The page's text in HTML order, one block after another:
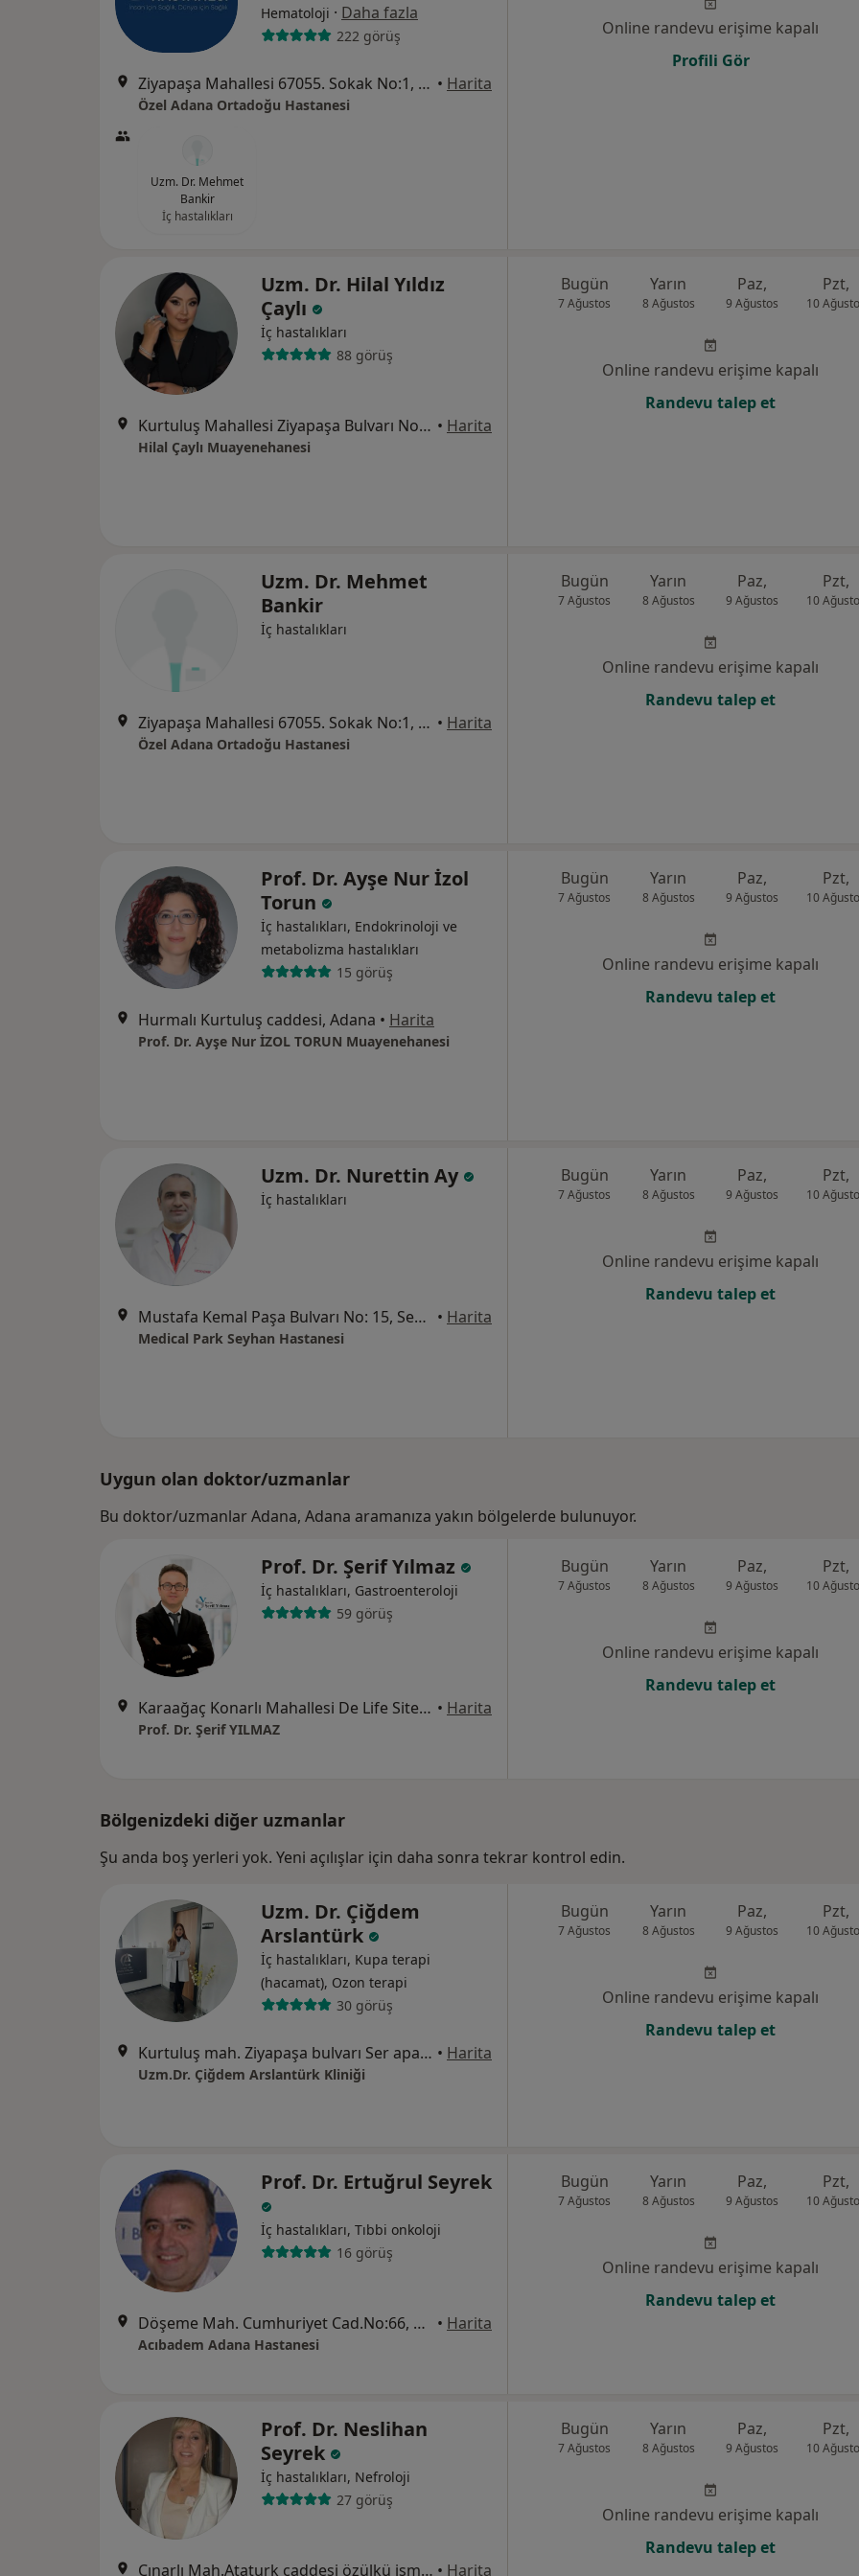
Hematoloji · Daha fazla
222 görüş
Ziyapaşa Mahallesi 67055. Sokak No:1, Seyhan • Harita
Özel Adana Ortadoğu Hastanesi
Uzm. Dr. Mehmet
Bankir
İç hastalıkları
Online randevu erişime kapalı
Profili Gör
Uzm. Dr. Hilal Yıldız
Çaylı
İç hastalıkları
88 görüş
Kurtuluş Mahallesi Ziyapaşa Bulvarı No.25 Akbenli Apartmanı, Seyhan • Harita
Hilal Çaylı Muayenehanesi
Bugün
7 Ağustos
Yarın
8 Ağustos
Paz,
9 Ağustos
Pzt,
10
Online randevu erişime kapalı
Randevu talep et
Uzm. Dr. Mehmet
Bankir
İç hastalıkları
Ziyapaşa Mahallesi 67055. Sokak No:1, Seyhan • Harita
Özel Adana Ortadoğu Hastanesi
Bugün
7 Ağustos
Yarın
8 Ağustos
Paz,
9 Ağustos
Pzt,
10
Online randevu erişime kapalı
Randevu talep et
Prof. Dr. Ayşe Nur İzol
Torun
İç hastalıkları, Endokrinoloji ve
metabolizma hastalıkları
15 görüş
Hurmalı Kurtuluş caddesi, Adana • Harita
Prof. Dr. Ayşe Nur İZOL TORUN Muayenehanesi
Bugün
7 Ağustos
Yarın
8 Ağustos
Paz,
9 Ağustos
Pzt,
10
Online randevu erişime kapalı
Randevu talep et
Uzm. Dr. Nurettin Ay
İç hastalıkları
Mustafa Kemal Paşa Bulvarı No: 15, Seyhan • Harita
Medical Park Seyhan Hastanesi
Bugün
7 Ağustos
Yarın
8 Ağustos
Paz,
9 Ağustos
Pzt,
10
Online randevu erişime kapalı
Randevu talep et
Uygun olan doktor/uzmanlar
Bu doktor/uzmanlar Adana, Adana aramanıza yakın bölgelerde bulunuyor.
Prof. Dr. Şerif Yılmaz
İç hastalıkları, Gastroenteroloji
59 görüş
Karaağaç Konarlı Mahallesi De Life Sitesi Uğur Mumcu Caddesi 9. Cadde B Blok, No: 297-B Arsuz Hatay, Hatay • Harita
Prof. Dr. Şerif YILMAZ
Bugün
7 Ağustos
Yarın
8 Ağustos
Paz,
9 Ağustos
Pzt,
10
Online randevu erişime kapalı
Randevu talep et
Bölgenizdeki diğer uzmanlar
Şu anda boş yerleri yok. Yeni açılışlar için daha sonra tekrar kontrol edin.
Uzm. Dr. Çiğdem
Arslantürk
İç hastalıkları, Kupa terapi
(hacamat), Ozon terapi
30 görüş
Kurtuluş mah. Ziyapaşa bulvarı Ser apartmanı kat:2 no: 5, Adana • Harita
Uzm.Dr. Çiğdem Arslantürk Kliniği
Bugün
7 Ağustos
Yarın
8 Ağustos
Paz,
9 Ağustos
Pzt,
10
Online randevu erişime kapalı
Randevu talep et
Prof. Dr. Ertuğrul Seyrek
İç hastalıkları, Tıbbi onkoloji
16 görüş
Döşeme Mah. Cumhuriyet Cad.No:66, Seyhan • Harita
Acıbadem Adana Hastanesi
Bugün
7 Ağustos
Yarın
8 Ağustos
Paz,
9 Ağustos
Pzt,
10
Online randevu erişime kapalı
Randevu talep et
Prof. Dr. Neslihan
Seyrek
İç hastalıkları, Nefroloji
27 görüş
Çınarlı Mah.Ataturk caddesi özülkü işmerkezi kat:6 daire:26 Adana, Adana • Harita
Bugün
7 Ağustos
Yarın
8 Ağustos
Paz,
9 Ağustos
Pzt,
10
Online randevu erişime kapalı
Randevu talep et